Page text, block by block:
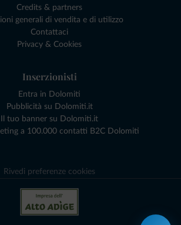
Credits & partners
generali di vendita e di utilizzo
Contattaci
Privacy & Cookies
Inserzionisti
Entra in Dolomiti
Pubblicità su Dolomiti.it
Il tuo banner su Dolomiti.it
a 100.000 contatti B2C Dolomiti
Rivedi preferenze cookies